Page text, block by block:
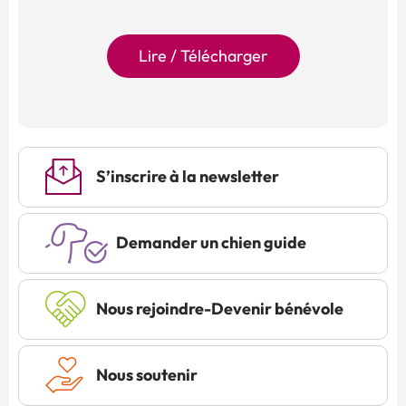
Lire / Télécharger
S’inscrire à la newsletter
Demander un chien guide
Nous rejoindre-Devenir bénévole
Nous soutenir